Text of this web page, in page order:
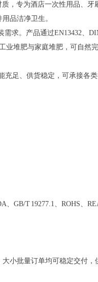
，专为酒店一次性用品、牙
品洁净卫生。
求。产品通过EN13432、
业堆肥与家庭堆肥，可自然
充足、供货稳定，可承接各
、GB/T 19277.1、ROHS、
小批量订单均可稳定交付，